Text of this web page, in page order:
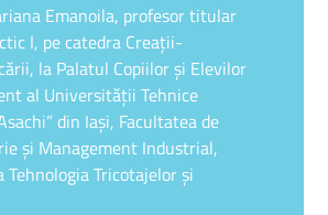
Emanoila, profesor titular
I, pe catedra Creaţii-
la Palatul Copiilor şi Elevilor
al Universităţii Tehnice
din Iaşi, Facultatea de
şi Management Industrial,
Tehnologia Tricotajelor şi